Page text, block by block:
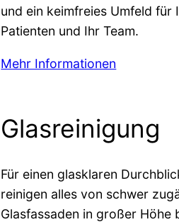
und ein keimfreies Umfeld für
Patienten und Ihr Team.
Mehr Informationen
Glasreinigung
Für einen glasklaren
reinigen alles von schwer
Glasfassaden in großer Höhe